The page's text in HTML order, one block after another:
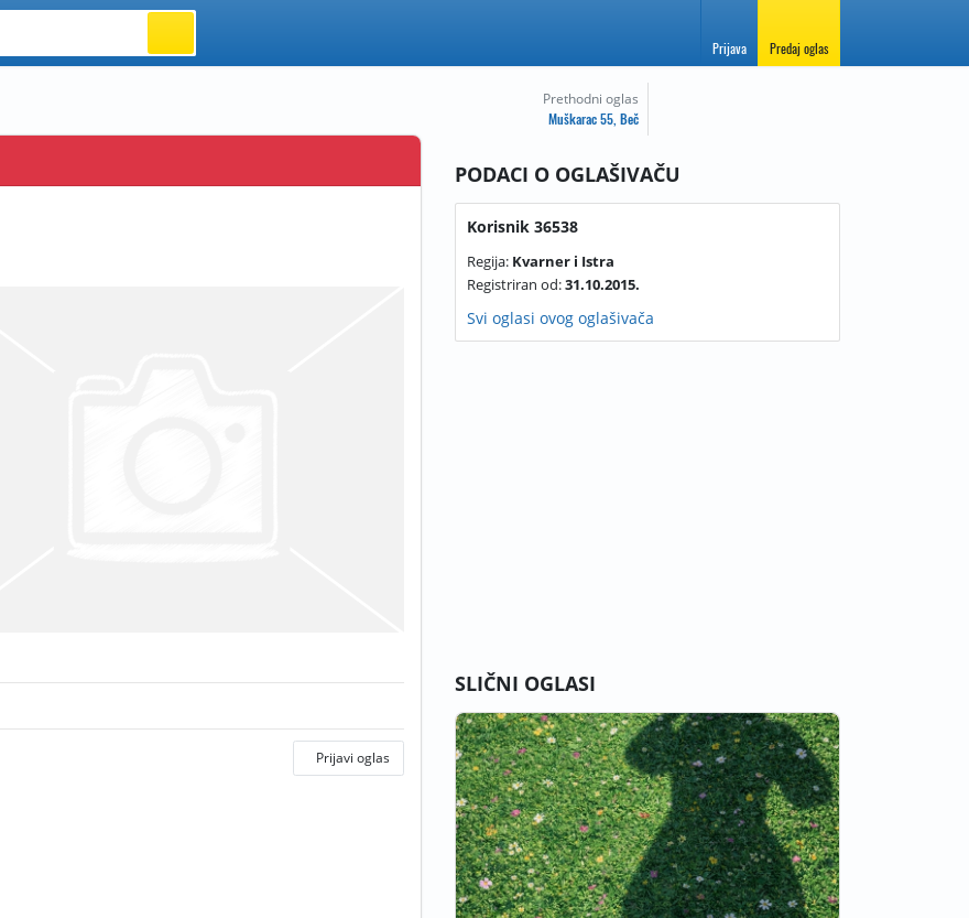
Prijava Predaj oglas
Prijavi oglas
Prethodni oglas
Muškarac 55, Beč
PODACI O OGLAŠIVAČU
Korisnik 36538
Regija: Kvarner i Istra
Registriran od:31.10.2015.
Svi oglasi ovog oglašivača
SLIČNI OGLASI